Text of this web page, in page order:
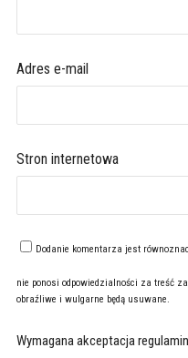
Adres e-mail
Stron internetowa
Dodanie komentarza jest
nie ponosi odpowiedzialności za treść
obraźliwe i wulgarne będą usuwane.
Wymagana akceptacja